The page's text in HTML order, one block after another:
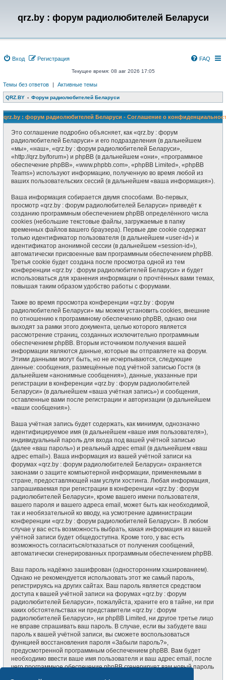
qrz.by : форум радиолюбителей Беларуси
Вход Регистрация FAQ
Текущее время: 08 авг 2026 17:05
Темы без ответов | Активные темы
QRZ.BY Форум радиолюбителей Беларуси
qrz.by : форум радиолюбителей Беларуси - Соглашение о
Это соглашение подробно объясняет, как «qrz.by : форум
радиолюбителей Беларуси» и его подразделения (в дальнейшем
«мы», «наш», «qrz.by : форум радиолюбителей Беларуси»,
«http://qrz.by/forum») и phpBB (в дальнейшем «они», «программное
обеспечение phpBB», «www.phpbb.com», «phpBB Limited», «phpBB
Teams») используют информацию, полученную во время любой из
ваших пользовательских сессий (в дальнейшем «ваша информация»).
Ваша информация собирается двумя способами. Во-первых,
просмотр «qrz.by : форум радиолюбителей Беларуси» приведёт к
созданию программным обеспечением phpBB определённого числа
cookies (небольшие текстовые файлы, загружаемые в папку
временных файлов вашего браузера). Первые две cookie содержат
только идентификатор пользователя (в дальнейшем «user-id») и
идентификатор анонимной сессии (в дальнейшем «session-id»),
автоматически присвоенные вам программным обеспечением phpBB.
Третья cookie будет создана после просмотра одной из тем
конференции «qrz.by : форум радиолюбителей Беларуси» и будет
использоваться для хранения информации о прочтённых вами темах,
повышая таким образом удобство работы с форумами.
Также во время просмотра конференции «qrz.by : форум
радиолюбителей Беларуси» мы можем установить cookies, внешние
по отношению к программному обеспечению phpBB, однако они
выходят за рамки этого документа, целью которого является
рассмотрение страниц, созданных исключительно программным
обеспечением phpBB. Вторым источником получения вашей
информации являются данные, которые вы отправляете на форум.
Этими данными могут быть, но не исчерпываются, следующие
данные: сообщения, размещённые под учётной записью Гостя (в
дальнейшем «анонимные сообщения»), данные, указанные при
регистрации в конференции «qrz.by : форум радиолюбителей
Беларуси» (в дальнейшем «ваша учётная запись») и сообщения,
оставленные вами после регистрации и авторизации (в дальнейшем
«ваши сообщения»).
Ваша учётная запись будет содержать, как минимум, однозначно
идентифицируемое имя (в дальнейшем «ваше имя пользователя»),
индивидуальный пароль для входа под вашей учётной записью
(далее «ваш пароль») и реальный адрес email (в дальнейшем «ваш
адрес email»). Ваша информация из вашей учётной записи на
форумах «qrz.by : форум радиолюбителей Беларуси» охраняется
законами о защите компьютерной информации, применяемыми в
стране, предоставляющей нам услуги хостинга. Любая информация,
запрашиваемая при регистрации в конференции «qrz.by : форум
радиолюбителей Беларуси», кроме вашего имени пользователя,
вашего пароля и вашего адреса email, может быть как необходимой,
так и необязательной ко вводу, на усмотрение администрации
конференции «qrz.by : форум радиолюбителей Беларуси». В любом
случае у вас есть возможность выбрать, какая информация из вашей
учётной записи будет общедоступна. Кроме того, у вас есть
возможность согласиться/отказаться от получения сообщений,
автоматически сгенерированных программным обеспечением phpBB.
Ваш пароль надёжно зашифрован (односторонним хэшированием).
Однако не рекомендуется использовать этот же самый пароль,
регистрируясь на других сайтах. Ваш пароль является средством
доступа к вашей учётной записи на форумах «qrz.by : форум
радиолюбителей Беларуси», пожалуйста, храните его в тайне, ни при
каких обстоятельствах ни представители «qrz.by : форум
радиолюбителей Беларуси», ни phpBB Limited, ни другое третье лицо
не вправе спрашивать ваш пароль. В случае, если вы забудете ваш
пароль к вашей учётной записи, вы сможете воспользоваться
функцией восстановления пароля «Забыли пароль?»,
предусмотренной программным обеспечением phpBB. Вам будет
необходимо ввести ваше имя пользователя и ваш адрес email, после
чего программное обеспечение phpBB сгенерирует вам новый пароль